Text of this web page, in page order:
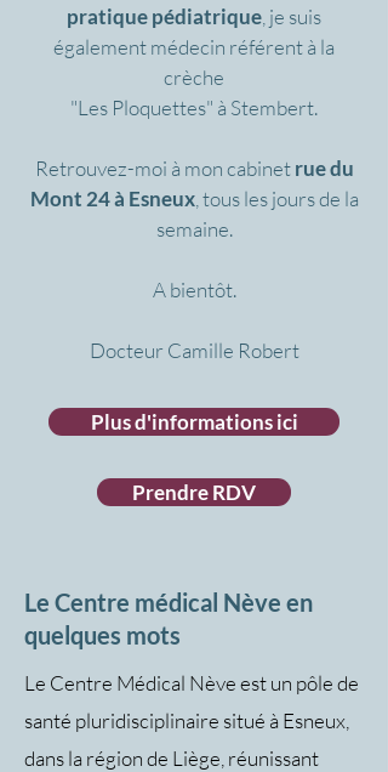
pratique pédiatrique , je suis
également médecin référent à la
crèche
"Les Ploquettes" à Stembert.
Retrouvez-moi à mon cabinetrue du
Mont 24 à Esneux, tous les jours de la
semaine.
A bientôt.
Docteur Camille Robert
Plus d'informations ici
Prendre RDV
Le Centre médical Nève en
quelques mots
Le Centre Médical Nève est un pôle de
santé pluridisciplinaire situé à Esneux,
dans la région de Liège, réunissant